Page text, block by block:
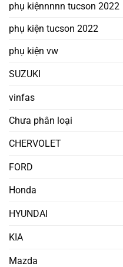
phụ kiệnnnnn tucson 2022
phụ kiện tucson 2022
phụ kiện vw
SUZUKI
vinfas
Chưa phân loại
CHERVOLET
FORD
Honda
HYUNDAI
KIA
Mazda